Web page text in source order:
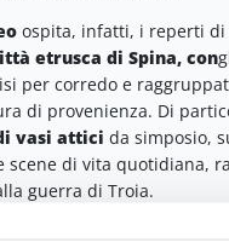
ospita, infatti, i reperti
etrusca di Spina, con
per corredo e
di provenienza. Di
vasi attici da simposio,
scene di vita quotidiana,
guerra di Troia.